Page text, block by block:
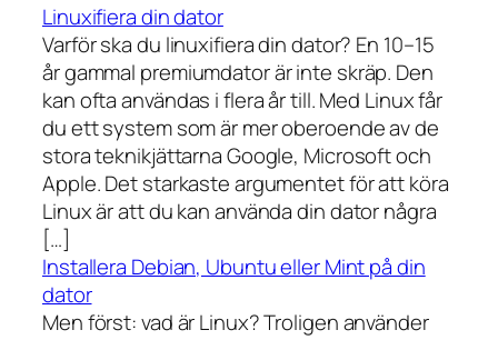
Linuxifiera din dator
Varför ska du linuxifiera din dator? En 10–15
år gammal premiumdator är inte skräp. Den
kan ofta användas i flera år till. Med Linux får
du ett system som är mer oberoende av de
stora teknikjättarna Google, Microsoft och
Apple. Det starkaste argumentet för att köra
Linux är att du kan använda din dator några
[…]
Installera Debian, Ubuntu eller Mint på din
dator
Men först: vad är Linux? Troligen använder